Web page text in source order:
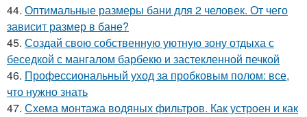
44. Оптимальные размеры бани для 2 человек. От чего
зависит размер в бане?
45. Создай свою собственную уютную зону отдыха с
беседкой с мангалом барбекю и застекленной печкой
46. Профессиональный уход за пробковым полом: все,
что нужно знать
47. Схема монтажа водяных фильтров. Как устроен и как